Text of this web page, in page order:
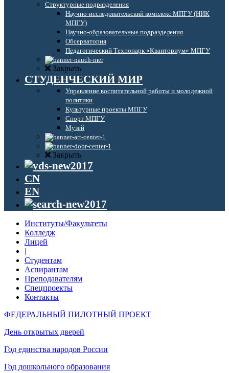
Структурные подразделения
Научно-исследовательский комплекс МПГУ (НИК
МПГУ)
Научно-образовательные подразделения
Обсерватория
Педагогический Технопарк «Кванториум» МПГУ
Закрыть
СТУДЕНЧЕСКИЙ МИР
Управление воспитательной работы и молодежной
политики
Культурные проекты МПГУ
Спорт МПГУ
Музей
Закрыть
CN
EN
Институты/Факультеты
Колледж
Лицей
|
Студентам
Аспирантам
Преподавателям
Спецпроекты
Контакты
ФЕДЕРАЛЬНЫЙ ПИЛОТНЫЙ ПРОЕКТ
День открытых дверей
Год единства народов России
Год дошкольного образования